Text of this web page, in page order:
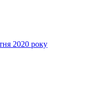
2020 року